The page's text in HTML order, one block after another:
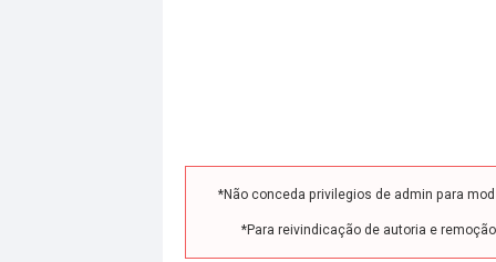
*Não conceda privilegios de admin para
*Para reivindicação de autoria e